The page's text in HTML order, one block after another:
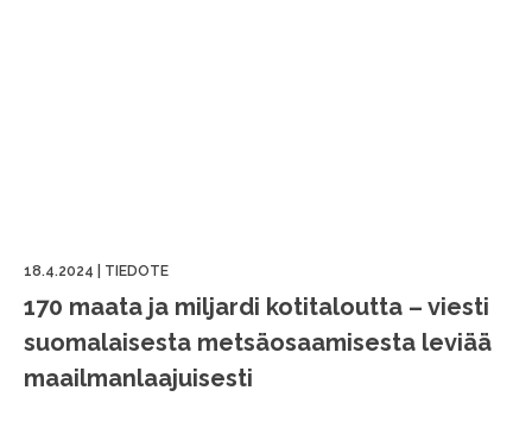
18.4.2024 TIEDOTE
170 maata ja miljardi kotitaloutta – viesti
suomalaisesta metsäosaamisesta leviää
maailmanlaajuisesti